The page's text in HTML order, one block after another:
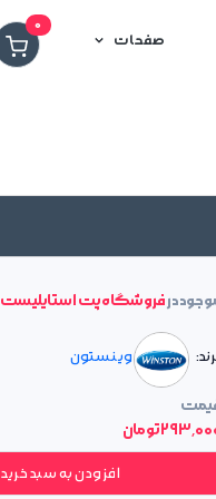
0
صفحات
درفروشگاه پت استایلیست
وینستون
تومان
افزودن به سبد خرید